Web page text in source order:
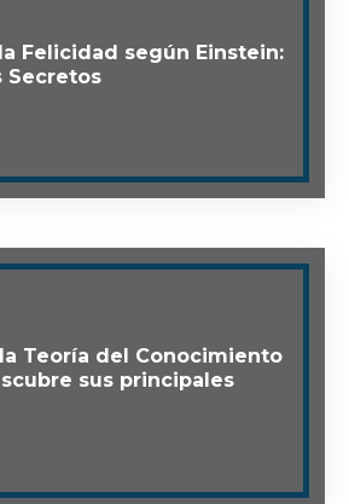
Felicidad según Einstein:
Secretos
Teoría del Conocimiento
sus principales